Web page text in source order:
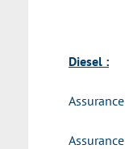
Diesel :